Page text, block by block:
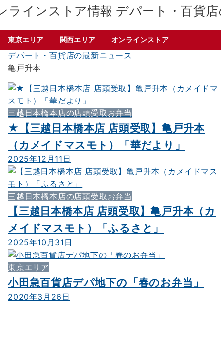
デパート・百貨
東京エリア 関西エリア オンラインストア
デパート・百貨店の最新ニュース
亀戸升本
三越日本橋本店の店頭受取お弁当
★【三越日本橋本店 店頭受取】亀戸升本
（カメイドマスモト）「華だより」
2025年12月11日
三越日本橋本店の店頭受取お弁当
【三越日本橋本店 店頭受取】亀戸升本（カ
メイドマスモト）「ふるさと」
2025年10月31日
東京エリア
小田急百貨店デパ地下の「春のお弁当」
2020年3月26日